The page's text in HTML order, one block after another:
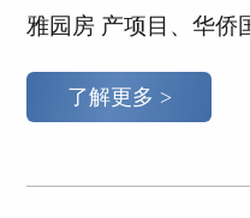
雅园房 产项目、华侨
了解更多 >